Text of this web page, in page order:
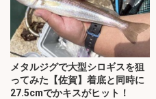
メタルジグで大型シロギスを狙
ってみた【佐賀】着底と同時に
27.5cmでかキスがヒット！